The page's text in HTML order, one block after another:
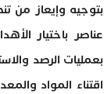
بتوجيه وإيعاز من
عناصر باختيار
بعمليات الرصد
اقتناء المواد